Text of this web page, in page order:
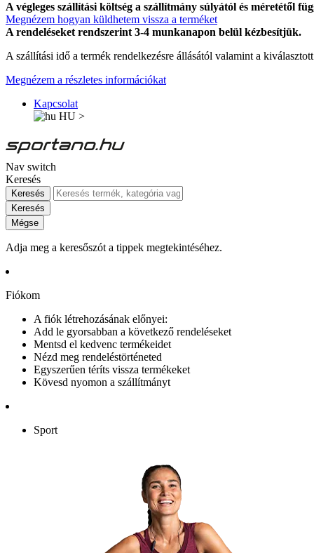
A végleges szállítási költség a szállítmány súlyától és méretétől
Megnézem hogyan küldhetem vissza a terméket
A rendeléseket rendszerint 3-4 munkanapon belül kézbesítjük.
A szállítási idő a termék rendelkezésre állásától valamint a
Megnézem a részletes információkat
Kapcsolat
HU >
Nav switch
Keresés
Keresés
Keresés
Mégse
Adja meg a keresőszót a tippek megtekintéséhez.
Fiókom
A fiók létrehozásának előnyei:
Add le gyorsabban a következő rendeléseket
Mentsd el kedvenc termékeidet
Nézd meg rendeléstörténeted
Egyszerűen téríts vissza termékeket
Kövesd nyomon a szállítmányt
Sport